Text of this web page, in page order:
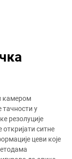
камером
тачности у
резолуције
откријати ситне
цеви које